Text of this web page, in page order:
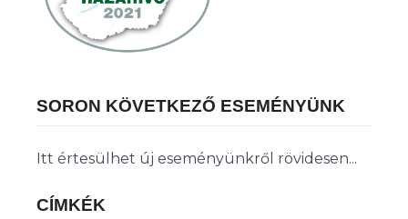
SORON KÖVETKEZŐ ESEMÉNYÜNK
Itt értesülhet új eseményünkről rövidesen...
CÍMKÉK